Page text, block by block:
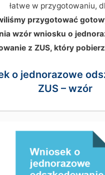
łatwe w przygotowaniu,
przygotować
wzór wniosku o
z ZUS, który
o jednorazowe
ZUS – wzór